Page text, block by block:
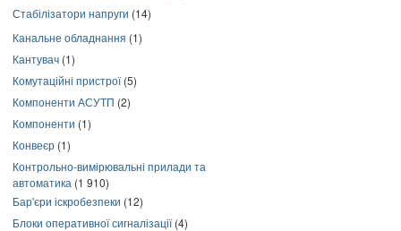
Стабілізатори напруги (14)
Канальне обладнання (1)
Кантувач (1)
Комутаційні пристрої(5)
Компоненти АСУТП (2)
Компоненти (1)
Конвеєр (1)
Контрольно-вимірювальні прилади та
автоматика (1 910)
Бар'єри іскробезпеки (12)
Блоки оперативної сигналізації(4)